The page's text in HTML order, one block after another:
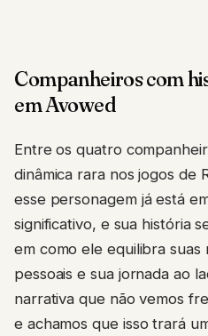
Companheiros com
em Avowed
Entre os quatro
dinâmica rara nos jogos de
esse personagem já está
significativo, e sua história
em como ele equilibra suas
pessoais e sua jornada ao
narrativa que não vemos
e achamos que isso trará